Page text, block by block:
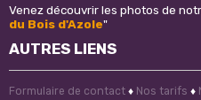
Venez découvrir les photos de
du Bois d'Azole"
AUTRES LIENS
Formulaire de contact ♦ Nos tarifs ♦